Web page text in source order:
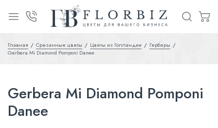
Главная Срезанные цветы Цветы из Голландии
Герберы
Gerbera Mi Diamond Pomponi Danee
Gerbera Mi Diamond Pomponi
Danee